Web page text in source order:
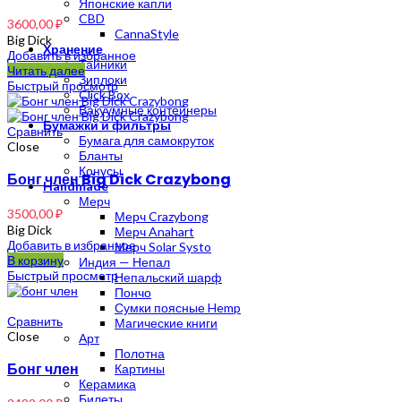
Японские капли
CBD
CannaStyle
Хранение
Тайники
Зиплоки
Click Box
Вакуумные контейнеры
Бумажки и фильтры
Бумага для самокруток
Бланты
Конусы
Handmade
Мерч
Мерч Crazybong
Мерч Anahart
Мерч Solar Systo
Индия — Непал
Непальский шарф
Пончо
Сумки поясные Hemp
Магические книги
Арт
Полотна
Картины
Керамика
Билеты
3600,00₽
Big Dick
Добавить в избранное
Читать далее
Быстрый просмотр
Сравнить
Close
Бонг член Big Dick Crazybong
3500,00₽
Big Dick
Добавить в избранное
В корзину
Быстрый просмотр
Сравнить
Close
Бонг член